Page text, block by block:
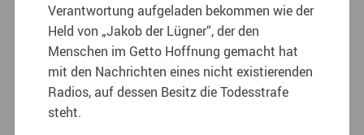
Verantwortung aufgeladen bekommen wie der
Held von „Jakob der Lügner“, der den
Menschen im Getto Hoffnung gemacht hat
mit den Nachrichten eines nicht existierenden
Radios, auf dessen Besitz die Todesstrafe
steht.